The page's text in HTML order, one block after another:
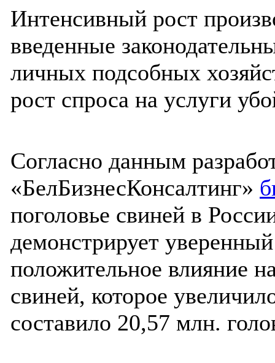
Интенсивный рост
введенные
личных подсобных
рост спроса на услуги
Согласно данным
«БелБизнесКонсалтинг»
поголовье свиней в
демонстрирует
положительное влияние
свиней, которое
составило 20,57 млн.